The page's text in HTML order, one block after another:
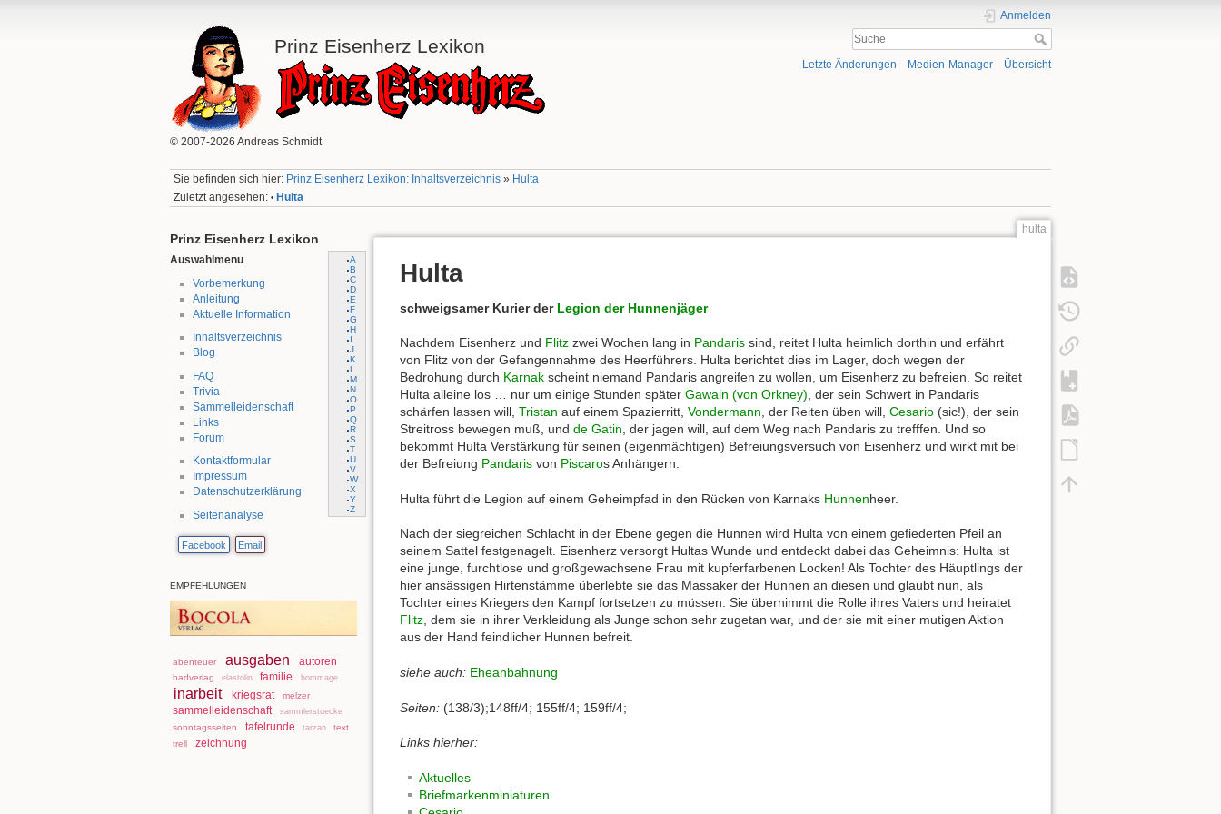
Prinz Eisenherz Lexikon
© 2007-2026 Andreas Schmidt
Anmelden
Letzte Änderungen Medien-Manager Übersicht
Sie befinden sich hier: Prinz Eisenherz Lexikon: Inhaltsverzeichnis » Hulta
Zuletzt angesehen: • Hulta
Prinz Eisenherz Lexikon
Auswahlmenu
A
B
C
D
E
F
G
H
I
J
K
L
M
N
O
P
Q
R
S
T
U
V
W
X
Y
Z
Vorbemerkung
Anleitung
Aktuelle Information
Inhaltsverzeichnis
Blog
FAQ
Trivia
Sammelleidenschaft
Links
Forum
Kontaktformular
Impressum
Datenschutzerklärung
Seitenanalyse
Facebook Email
EMPFEHLUNGEN
abenteuer ausgaben autoren
badverlag elastolin familie hommage
inarbeit kriegsrat melzer
sammelleidenschaft sammlerstuecke
sonntagsseiten tafelrunde tarzan
text
trell
zeichnung
hulta
Hulta
schweigsamer Kurier der Legion der Hunnenjäger
Nachdem Eisenherz und Flitz zwei Wochen lang in Pandaris sind, reitet Hulta heimlich dorthin und erfährt
von Flitz von der Gefangennahme des Heerführers. Hulta berichtet dies im Lager, doch wegen der
Bedrohung durch Karnak scheint niemand Pandaris angreifen zu wollen, um Eisenherz zu befreien. So reitet
Hulta alleine los … nur um einige Stunden später Gawain (von Orkney), der sein Schwert in Pandaris
schärfen lassen will, Tristan auf einem Spazierritt, Vondermann, der Reiten üben will, Cesario (sic!), der sein
Streitross bewegen muß, und de Gatin, der jagen will, auf dem Weg nach Pandaris zu trefffen. Und so
bekommt Hulta Verstärkung für seinen (eigenmächtigen) Befreiungsversuch von Eisenherz und wirkt mit bei
der Befreiung Pandaris von Piscaros Anhängern.
Hulta führt die Legion auf einem Geheimpfad in den Rücken von Karnaks Hunnenheer.
Nach der siegreichen Schlacht in der Ebene gegen die Hunnen wird Hulta von einem gefiederten Pfeil an
seinem Sattel festgenagelt. Eisenherz versorgt Hultas Wunde und entdeckt dabei das Geheimnis: Hulta ist
eine junge, furchtlose und großgewachsene Frau mit kupferfarbenen Locken! Als Tochter des Häuptlings der
hier ansässigen Hirtenstämme überlebte sie das Massaker der Hunnen an diesen und glaubt nun, als
Tochter eines Kriegers den Kampf fortsetzen zu müssen. Sie übernimmt die Rolle ihres Vaters und heiratet
Flitz, dem sie in ihrer Verkleidung als Junge schon sehr zugetan war, und der sie mit einer mutigen Aktion
aus der Hand feindlicher Hunnen befreit.
siehe auch: Eheanbahnung
Seiten: (138/3);148ff/4; 155ff/4; 159ff/4;
Links hierher:
Aktuelles
Briefmarkenminiaturen